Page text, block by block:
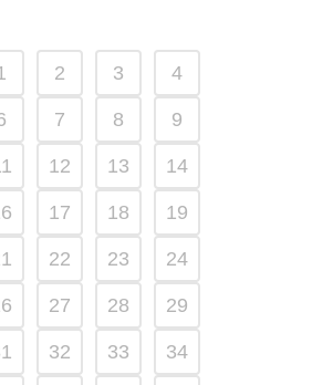
2 3 4
7 8 9
12 13 14
17 18 19
22 23 24
27 28 29
32 33 34